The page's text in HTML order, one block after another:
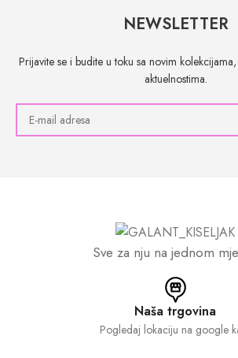
NEWSLETTER
Prijavite se i budite u toku sa novim
aktuelnostima.
Sve za nju na jednom
Naša trgovina
Pogledaj lokaciju na google